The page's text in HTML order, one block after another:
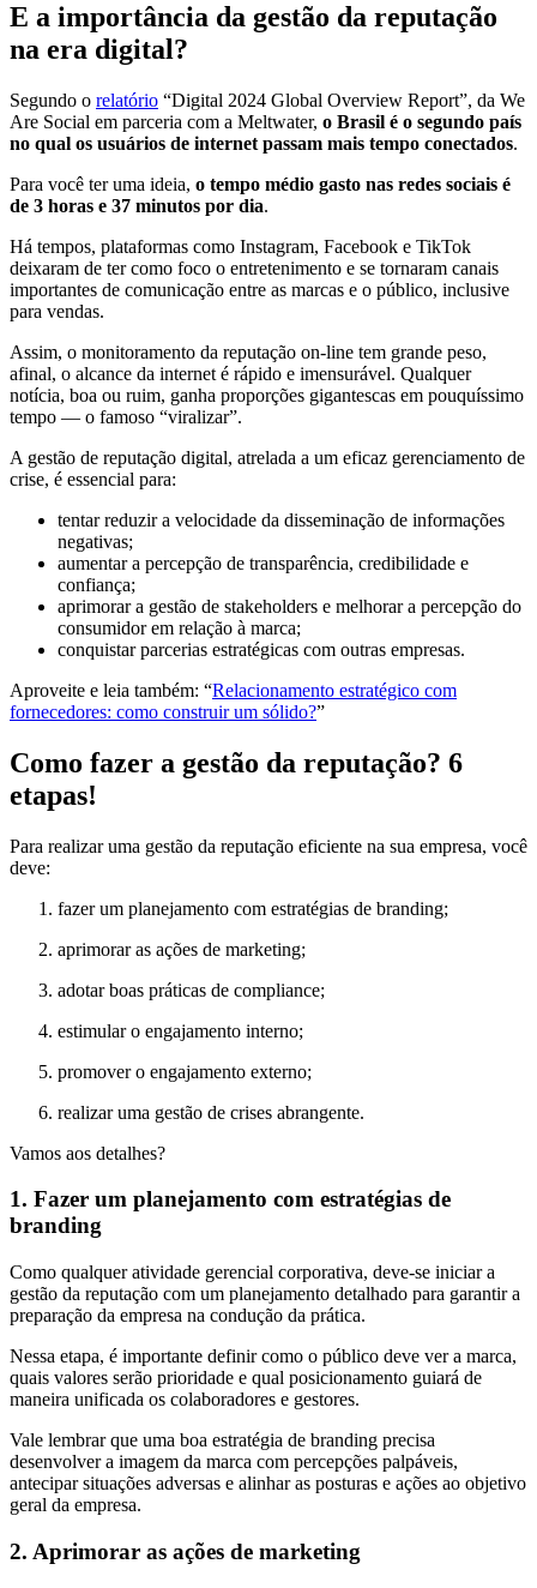
E a importância da gestão da reputação
na era digital?
Segundo o relatório “Digital 2024 Global Overview Report”, da We
Are Social em parceria com a Meltwater, o Brasil é o segundo país
no qual os usuários de internet passam mais tempo conectados.
Para você ter uma ideia, o tempo médio gasto nas redes sociais é
de 3 horas e 37 minutos por dia.
Há tempos, plataformas como Instagram, Facebook e TikTok
deixaram de ter como foco o entretenimento e se tornaram canais
importantes de comunicação entre as marcas e o público, inclusive
para vendas.
Assim, o monitoramento da reputação on-line tem grande peso,
afinal, o alcance da internet é rápido e imensurável. Qualquer
notícia, boa ou ruim, ganha proporções gigantescas em pouquíssimo
tempo — o famoso “viralizar”.
A gestão de reputação digital, atrelada a um eficaz gerenciamento de
crise, é essencial para:
tentar reduzir a velocidade da disseminação de informações
negativas;
aumentar a percepção de transparência, credibilidade e
confiança;
aprimorar a gestão de stakeholders e melhorar a percepção do
consumidor em relação à marca;
conquistar parcerias estratégicas com outras empresas.
Aproveite e leia também: “Relacionamento estratégico com
fornecedores: como construir um sólido?”
Como fazer a gestão da reputação? 6
etapas!
Para realizar uma gestão da reputação eficiente na sua empresa, você
deve:
fazer um planejamento com estratégias de branding;
aprimorar as ações de marketing;
adotar boas práticas de compliance;
estimular o engajamento interno;
promover o engajamento externo;
realizar uma gestão de crises abrangente.
Vamos aos detalhes?
1. Fazer um planejamento com estratégias de
branding
Como qualquer atividade gerencial corporativa, deve-se iniciar a
gestão da reputação com um planejamento detalhado para garantir a
preparação da empresa na condução da prática.
Nessa etapa, é importante definir como o público deve ver a marca,
quais valores serão prioridade e qual posicionamento guiará de
maneira unificada os colaboradores e gestores.
Vale lembrar que uma boa estratégia de branding precisa
desenvolver a imagem da marca com percepções palpáveis,
antecipar situações adversas e alinhar as posturas e ações ao objetivo
geral da empresa.
2. Aprimorar as ações de marketing